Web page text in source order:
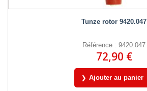
Tunze rotor 9420.047
Référence : 9420.047
72,90 €
Ajouter au panier